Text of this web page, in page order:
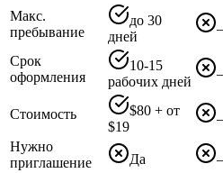
Макс.
пребывание
до 30
дней
Срок
оформления
10-15
рабочих дней
Стоимость
$80 + от
$19
Нужно
приглашение
Да